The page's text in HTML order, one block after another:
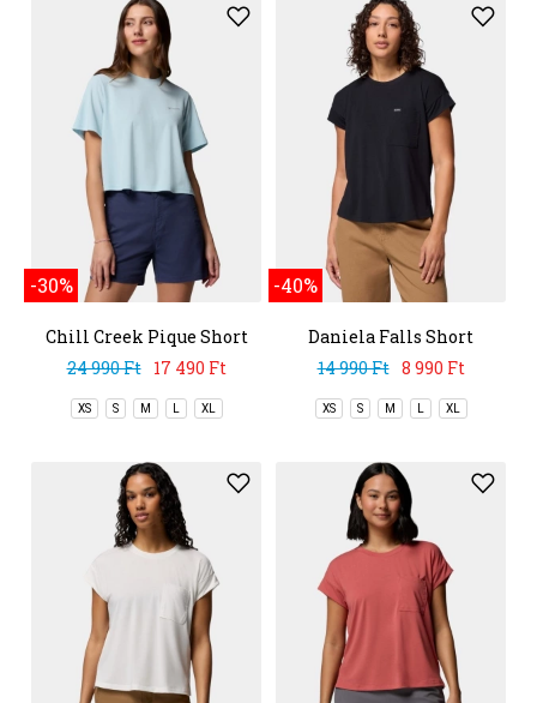
-30%
Chill Creek Pique Short
Sleeve Tee
24 990 Ft 17 490 Ft
XS S M L XL
-40%
Daniela Falls Short
Sleeve Shirt
14 990 Ft 8 990 Ft
XS S M L XL